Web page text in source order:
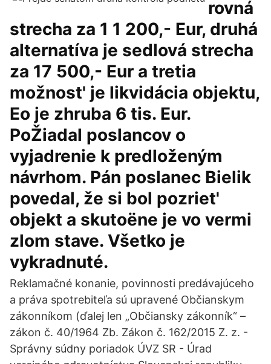
rovná
strecha za 1 1 200,- Eur, druhá
alternatíva je sedlová strecha
za 17 500,- Eur a tretia
možnost' je likvidácia objektu,
Eo je zhruba 6 tis. Eur.
PoŽiadal poslancov o
vyjadrenie k predloženým
návrhom. Pán poslanec Bielik
povedal, že si bol pozriet'
objekt a skutoëne je vo vermi
zlom stave. Všetko je
vykradnuté.
Reklamačné konanie, povinnosti predávajúceho
a práva spotrebiteľa sú upravené Občianskym
zákonníkom (ďalej len „Občiansky zákonník“ –
zákon č. 40/1964 Zb. Zákon č. 162/2015 Z. z. -
Správny súdny poriadok ÚVZ SR - Úrad